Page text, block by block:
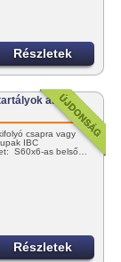
Részletek
alsó
csapra vagy
IBC
S60x6-as belső…
Részletek